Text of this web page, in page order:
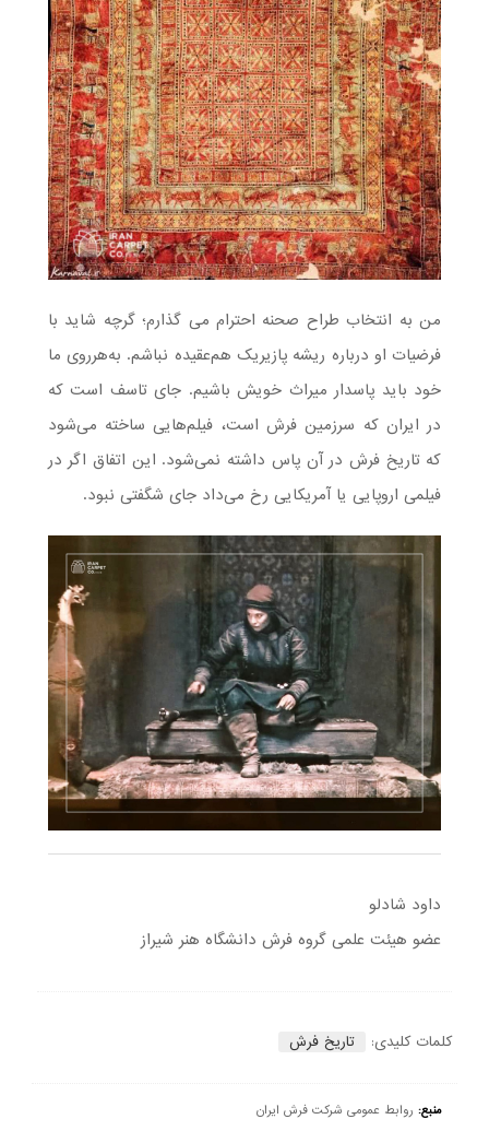
من به انتخاب طراح صحنه احترام می گذارم؛ گرچه شاید با
فرضیات او درباره ریشه پازیریک هم‌عقیده نباشم. به‌هرروی ما
خود باید پاسدار میراث خویش باشیم. جای تاسف است که
در ایران که سرزمین فرش است، فیلم‌هایی ساخته می‌شود
که تاریخ فرش در آن پاس داشته نمی‌شود. این اتفاق اگر در
فیلمی اروپایی یا آمریکایی رخ می‌داد جای شگفتی نبود.
داود شادلو
عضو هیئت علمی گروه فرش دانشگاه هنر شیراز
کلمات کلیدی: تاریخ فرش
منبع: روابط عمومی شرکت فرش ایران